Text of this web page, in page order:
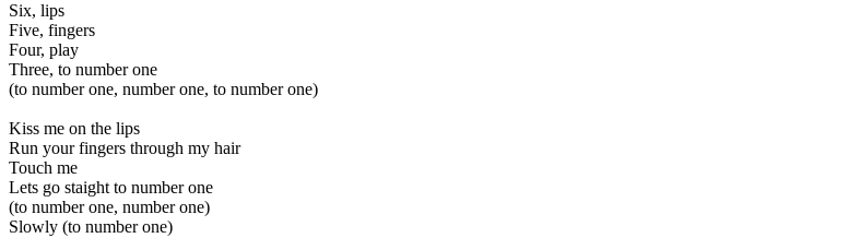
Six, lips
Five, fingers
Four, play
Three, to number one
(to number one, number one, to number one)
Kiss me on the lips
Run your fingers through my hair
Touch me
Lets go staight to number one
(to number one, number one)
Slowly (to number one)